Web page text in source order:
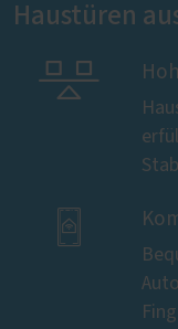
Haustüren

